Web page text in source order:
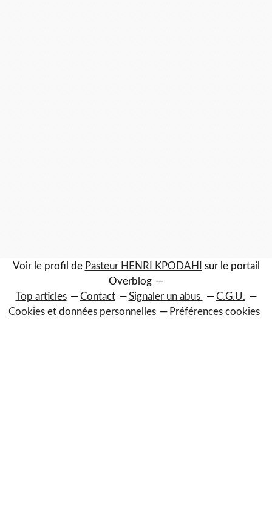
Voir le profil de Pasteur HENRI KPODAHI
sur le portail
Overblog
Top articles
Contact Signaler un abus
C.G.U.
Cookies et données personnelles
Préférences cookies